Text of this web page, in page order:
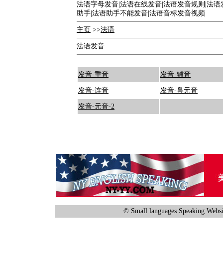
法语字母发音|法语在线发音|法语发音规则|法
助手|法语助手不能发音|法语音标发音视频
主页 >>法语
法语发音
发音-重音 发音-辅音
发音-连音 发音-鼻元音
发音-元音-2
© Small languages Speaking